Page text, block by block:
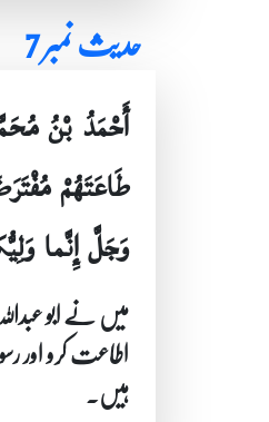
حدیث نمبر 7
أَحْمَدُ بْنُ
طَاعَتَهُمْ
وَجَلَّ إِنَّما
میں نے ابو
اطاعت کرو اور
ہیں۔